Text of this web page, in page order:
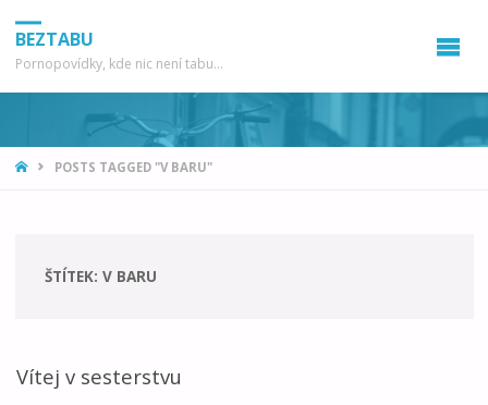
BEZTABU
Pornopovídky, kde nic není tabu...
HOMEPOSTS TAGGED "V BARU"
ŠTÍTEK: V BARU
Vítej v sesterstvu